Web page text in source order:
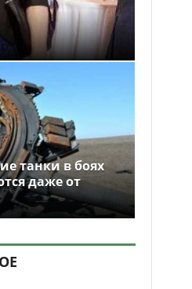
танки в боях
даже от